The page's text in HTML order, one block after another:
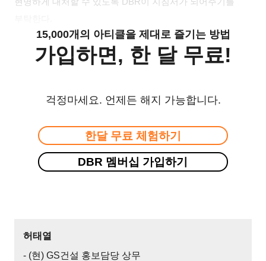
15,000개의 아티클을 제대로 즐기는 방법
가입하면, 한 달 무료!
걱정마세요. 언제든 해지 가능합니다.
한달 무료 체험하기
DBR 멤버십 가입하기
허태열
- (현) GS건설 홍보담당 상무